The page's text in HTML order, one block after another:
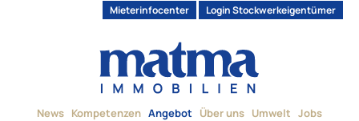
Mieterinfocenter Login Stockwerkeigentümer
News Kompetenzen Angebot Über uns Umwelt Jobs